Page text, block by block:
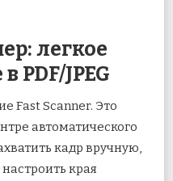
легкое
PDF/JPEG
Fast Scanner. Это
автоматического
кадр вручную,
края